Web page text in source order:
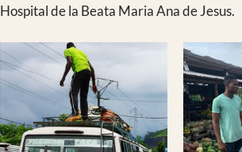
funcionamiento de forma autónoma tanto en la consulta,
como en la sala de yesos y curas, el quirófano y el area de
hospitalización, asi como el laboratorio de microbiologia
gracias a la continuidad del personal local y a su progresiva
especialización.